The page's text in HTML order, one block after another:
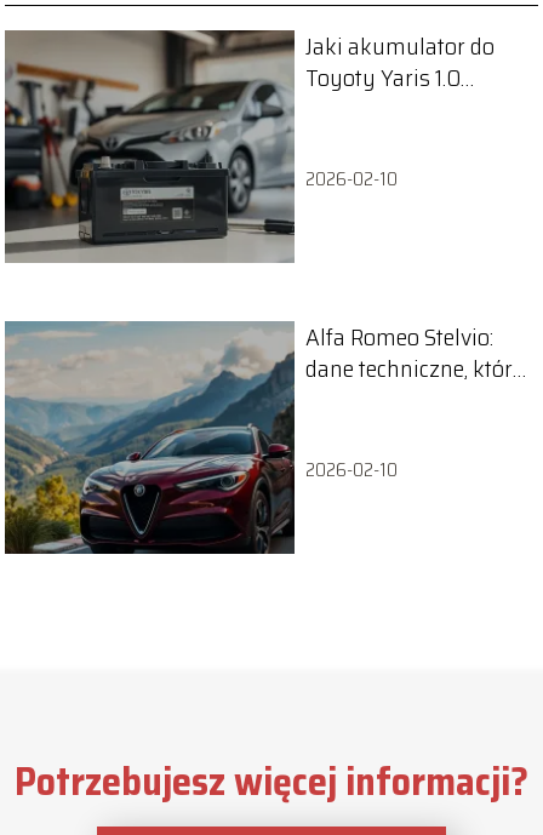
Jaki akumulator do
Toyoty Yaris 1.0
2026-02-10
Alfa Romeo Stelvio:
dane techniczne, które
2026-02-10
Potrzebujesz więcej informacji?